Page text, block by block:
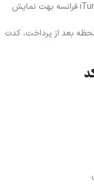
بلافاصله بعد از تکمیل پرداخت، کد گیفت کارت iTunes فرانسه بهت نمایش
بعد از پرداخت، کدت